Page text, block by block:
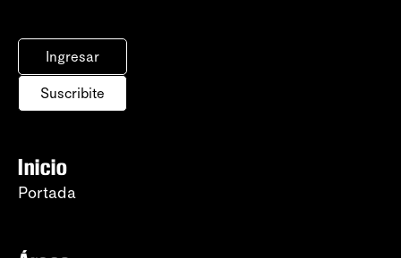
Ingresar
Suscribite
Inicio
Portada